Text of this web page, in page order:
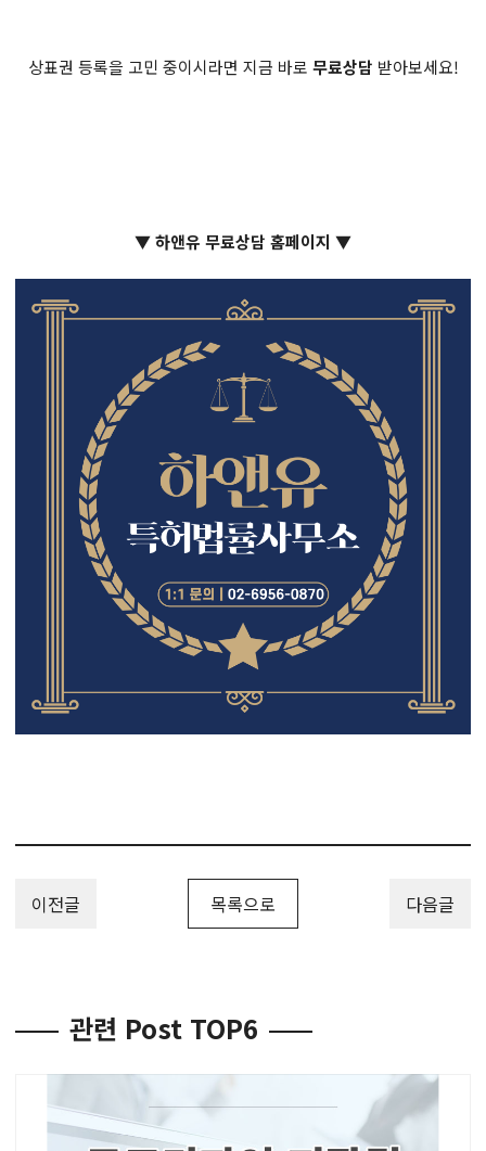
상표권 등록을 고민 중이시라면 지금 바로 무료상담 받아보세요!
▼ 하앤유 무료상담 홈페이지 ▼
이전글 목록으로 다음글
관련 Post TOP6